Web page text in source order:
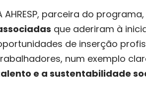
AHRESP, parceira do
que aderiram à
de inserção
num exemplo
e a sustentabilidade